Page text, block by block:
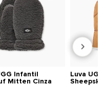
Infantil
Mitten Cinza
Luva